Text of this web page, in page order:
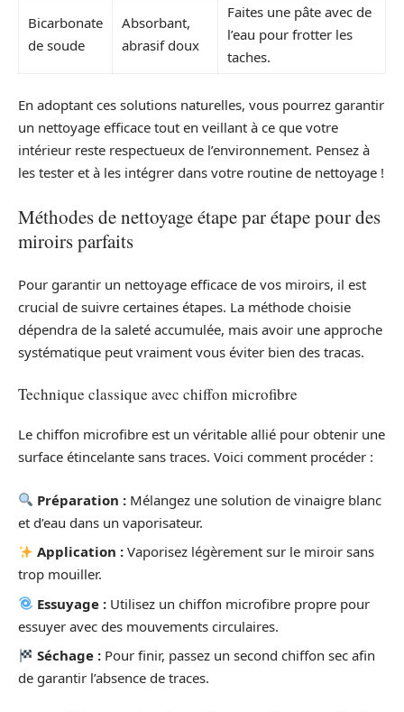
Bicarbonate
de soude
Absorbant,
abrasif doux
Faites une pâte avec de
l’eau pour frotter les
taches.
En adoptant ces solutions naturelles, vous pourrez garantir
un nettoyage efficace tout en veillant à ce que votre
intérieur reste respectueux de l’environnement. Pensez à
les tester et à les intégrer dans votre routine de nettoyage !
Méthodes de nettoyage étape par étape pour des
miroirs parfaits
Pour garantir un nettoyage efficace de vos miroirs, il est
crucial de suivre certaines étapes. La méthode choisie
dépendra de la saleté accumulée, mais avoir une approche
systématique peut vraiment vous éviter bien des tracas.
Technique classique avec chiffon microfibre
Le chiffon microfibre est un véritable allié pour obtenir une
surface étincelante sans traces. Voici comment procéder :
Préparation : Mélangez une solution de vinaigre blanc
et d’eau dans un vaporisateur.
Application : Vaporisez légèrement sur le miroir sans
trop mouiller.
Essuyage : Utilisez un chiffon microfibre propre pour
essuyer avec des mouvements circulaires.
Séchage : Pour finir, passez un second chiffon sec afin
de garantir l’absence de traces.